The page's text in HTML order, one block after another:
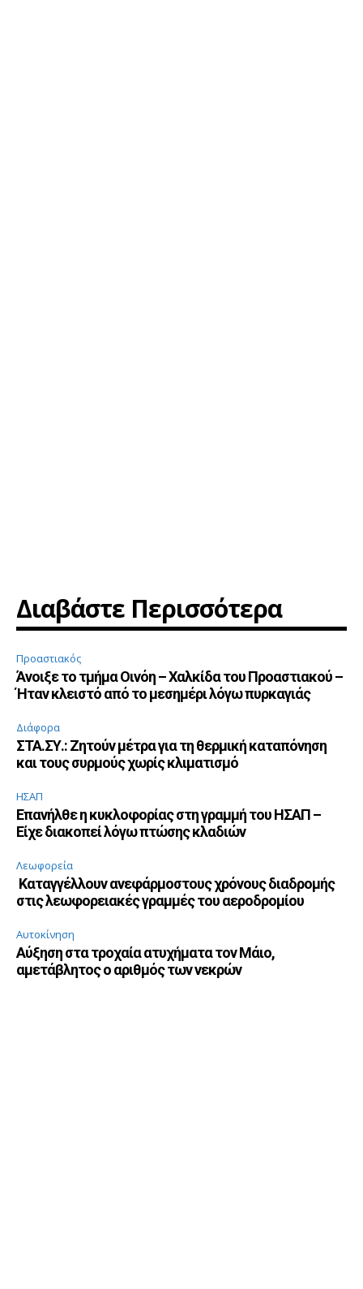
Διαβάστε Περισσότερα
Προαστιακός
Άνοιξε το τμήμα Οινόη – Χαλκίδα του Προαστιακού –
Ήταν κλειστό από το μεσημέρι λόγω πυρκαγιάς
Διάφορα
ΣΤΑ.ΣΥ.: Ζητούν μέτρα για τη θερμική καταπόνηση
και τους συρμούς χωρίς κλιματισμό
ΗΣΑΠ
Επανήλθε η κυκλοφορίας στη γραμμή του ΗΣΑΠ –
Είχε διακοπεί λόγω πτώσης κλαδιών
Λεωφορεία
Καταγγέλλουν ανεφάρμοστους χρόνους διαδρομής
στις λεωφορειακές γραμμές του αεροδρομίου
Αυτοκίνηση
Αύξηση στα τροχαία ατυχήματα τον Μάιο,
αμετάβλητος ο αριθμός των νεκρών